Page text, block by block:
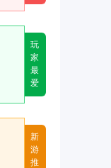
玩
家
最
爱
新
游
推